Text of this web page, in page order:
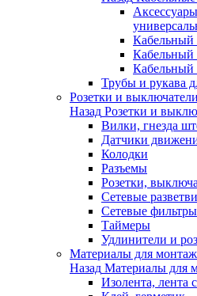
Кабельный
Кабельный
Кабельный
Трубы и рукава
Розетки и
Назад Розетки и
Вилки, гнезда
Датчики
Колодки
Разъемы
Розетки,
Сетевые
Сетевые фильтры
Таймеры
Удлинители и
Материалы для
Назад Материалы для
Изолента, лента